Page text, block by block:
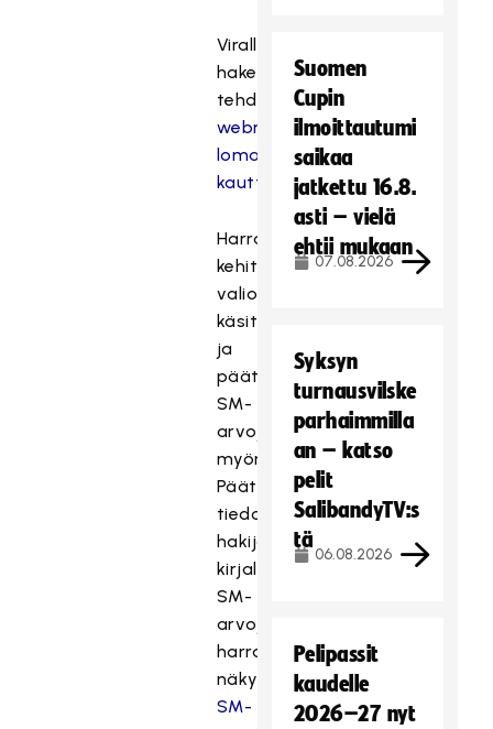
Virallinen
hakemus
tehdään
webropol-
lomakkeen
kautta.
Harrastetoiminnan
kehittämisen
valiokunta
käsittelee
ja
päättää
SM-
arvojen
myöntämisestä.
Päätökset
tiedotetaan
hakijoille
kirjallisesti.
SM-
arvojen
harrastetapahtumat
näkyvät
SM-
Suomen
Cupin
ilmoittautumi
saikaa
jatkettu 16.8.
asti – vielä
ehtii mukaan
07.08.2026
Syksyn
turnausvilske
parhaimmilla
an – katso
pelit
SalibandyTV:s
tä
06.08.2026
Pelipassit
kaudelle
2026–27 nyt